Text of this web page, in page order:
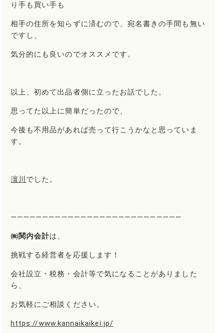
り手も買い手も
相手の住所を知らずに済むので、宛名書きの手間も無い
ですし、
気分的にも良いのでオススメです。
以上、初めて出品者側に立ったお話でした。
思ってた以上に簡単だったので、
今後も不用品があれば売って行こうかなと思っていま
す。
濵川 でした。
―――――――――――――――――――――――――――
㈱関内会計は、
挑戦する経営者を応援します！
会社設立・税務・会計等で気になることがありました
ら、
お気軽にご相談ください。
https://www.kannaikaikei.jp/